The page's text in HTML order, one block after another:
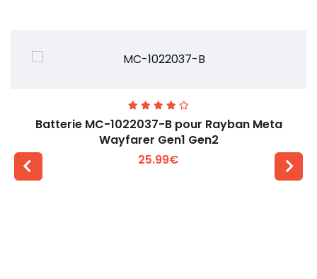
Batterie MC-1022037-B pour Rayban Meta
Wayfarer Gen1 Gen2
25.99€